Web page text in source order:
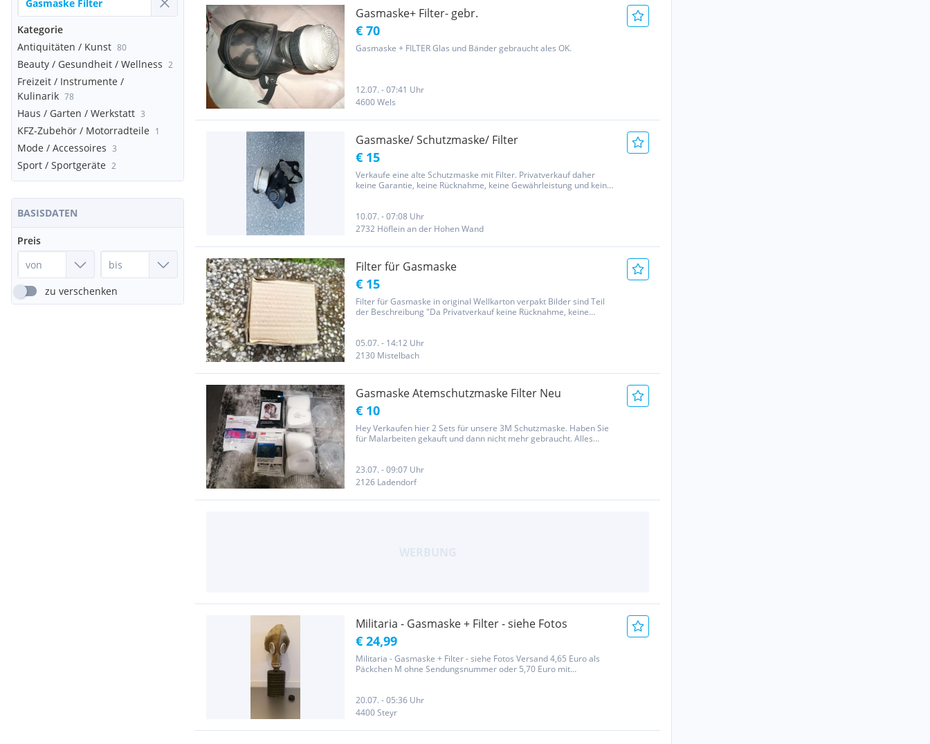
Kategorie
Antiquitäten / Kunst 80
Beauty / Gesundheit / Wellness 2
Freizeit / Instrumente /
Kulinarik 78
Haus / Garten / Werkstatt 3
KFZ-Zubehör / Motorradteile 1
Mode / Accessoires 3
Sport / Sportgeräte 2
BASISDATEN
Preis
zu verschenken
Gasmaske+ Filter- gebr.
€ 70
Gasmaske + FILTER Glas und Bänder gebraucht ales OK.
12.07. - 07:41 Uhr
4600 Wels
Gasmaske/ Schutzmaske/ Filter
€ 15
Verkaufe eine alte Schutzmaske mit Filter. Privatverkauf daher
keine Garantie, keine Rücknahme, keine Gewährleistung und kein
10.07. - 07:08 Uhr
2732 Höflein an der Hohen Wand
Filter für Gasmaske
€ 15
Filter für Gasmaske in original Wellkarton verpakt Bilder sind Teil
der Beschreibung "Da Privatverkauf keine Rücknahme, keine
05.07. - 14:12 Uhr
2130 Mistelbach
Gasmaske Atemschutzmaske Filter Neu
€ 10
Hey Verkaufen hier 2 Sets für unsere 3M Schutzmaske. Haben Sie
für Malarbeiten gekauft und dann nicht mehr gebraucht. Alles
23.07. - 09:07 Uhr
2126 Ladendorf
Militaria - Gasmaske + Filter - siehe Fotos
€ 24,99
Militaria - Gasmaske + Filter - siehe Fotos Versand 4,65 Euro als
Päckchen M ohne Sendungsnummer oder 5,70 Euro mit
20.07. - 05:36 Uhr
4400 Steyr